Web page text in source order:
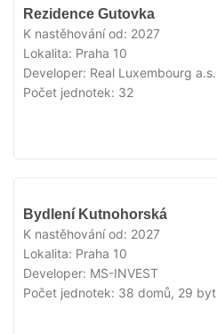
Rezidence Gutovka
K nastěhování od: 2027
Lokalita: Praha 10
Developer: Real Luxembourg a.s.
Počet jednotek: 32
Bydlení Kutnohorská
K nastěhování od: 2027
Lokalita: Praha 10
Developer: MS-INVEST
Počet jednotek: 38 domů, 29